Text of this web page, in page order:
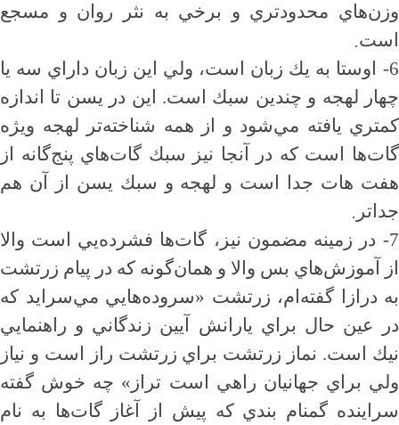
وزن‌هاي محدودتري و برخي به نثر روان و مسجع
است.
6-
اوستا به يك زبان است، ولي اين زبان داراي سه يا
چهار لهجه و چندين سبك است. اين در يسن تا اندازه
كمتري يافته مي‌شود و از همه شناخته‌تر لهجه ويژه
گات‌ها است كه در آنجا نيز سبك گات‌هاي پنج‌گانه از
هفت هات جدا است و لهجه و سبك يسن از آن هم
جداتر .
7-
در زمينه مضمون نيز، گات‌ها فشرده‌يي است والا
از آموزش‌هاي بس والا و همان‌گونه كه در پيام زرتشت
به درازا گفته‌ام، زرتشت «سروده‌هايي مي‌سرايد كه
در عين حال براي يارانش آيين زندگاني و راهنمايي
نيك است. نماز زرتشت براي زرتشت راز است و نياز
ولي براي جهانيان راهي است تراز» چه خوش گفته
سراينده گمنام بندي كه پيش از آغاز گات‌ها به نام